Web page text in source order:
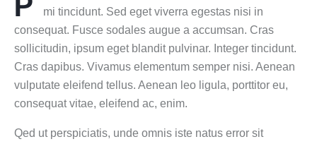
mi tincidunt. Sed eget viverra egestas nisi in
consequat. Fusce sodales augue a accumsan. Cras
sollicitudin, ipsum eget blandit pulvinar. Integer tincidunt.
Cras dapibus. Vivamus elementum semper nisi. Aenean
vulputate eleifend tellus. Aenean leo ligula, porttitor eu,
consequat vitae, eleifend ac, enim.
Qed ut perspiciatis, unde omnis iste natus error sit